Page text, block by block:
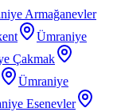
Armağanevler
Ümraniye
Çakmak
Ümraniye
Esenevler